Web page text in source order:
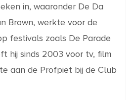
in, waaronder De Da
Brown, werkte voor de
festivals zoals De Parade
hij sinds 2003 voor tv, film
aan de Profpiet bij de Club